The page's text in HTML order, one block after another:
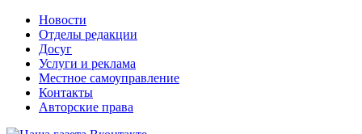
Новости
Отделы редакции
Досуг
Услуги и реклама
Местное самоуправление
Контакты
Авторские права